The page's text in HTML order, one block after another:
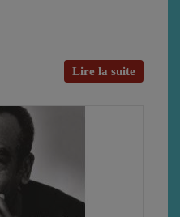
Lire la suite